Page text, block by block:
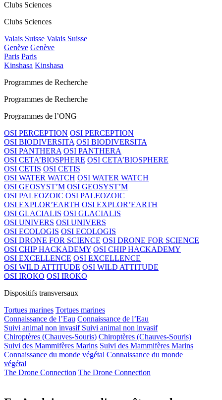
Clubs Sciences
Clubs Sciences
Valais Suisse Valais Suisse
Genève Genève
Paris Paris
Kinshasa Kinshasa
Programmes de Recherche
Programmes de Recherche
Programmes de l’ONG
OSI PERCEPTION OSI PERCEPTION
OSI BIODIVERSITA OSI BIODIVERSITA
OSI PANTHERA OSI PANTHERA
OSI CETA’BIOSPHERE OSI CETA’BIOSPHERE
OSI CETIS OSI CETIS
OSI WATER WATCH OSI WATER WATCH
OSI GEOSYST’M OSI GEOSYST’M
OSI PALEOZOIC OSI PALEOZOIC
OSI EXPLOR’EARTH OSI EXPLOR’EARTH
OSI GLACIALIS OSI GLACIALIS
OSI UNIVERS OSI UNIVERS
OSI ECOLOGIS OSI ECOLOGIS
OSI DRONE FOR SCIENCE OSI DRONE FOR SCIENCE
OSI CHIP HACKADEMY OSI CHIP HACKADEMY
OSI EXCELLENCE OSI EXCELLENCE
OSI WILD ATTITUDE OSI WILD ATTITUDE
OSI IROKO OSI IROKO
Dispositifs transversaux
Tortues marines Tortues marines
Connaissance de l’Eau Connaissance de l’Eau
Suivi animal non invasif Suivi animal non invasif
Chiroptères (Chauves-Souris) Chiroptères (Chauves-Souris)
Suivi des Mammifères Marins Suivi des Mammifères Marins
Connaissance du monde végétal Connaissance du monde
végétal
The Drone Connection The Drone Connection